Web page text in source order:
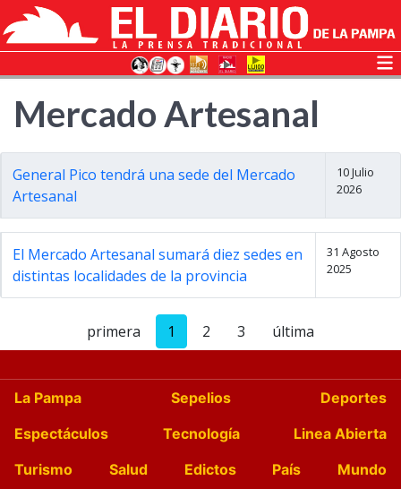
Mercado Artesanal
General Pico tendrá una sede del Mercado
Artesanal
10 Julio
2026
El Mercado Artesanal sumará diez sedes en
distintas localidades de la provincia
31 Agosto
2025
primera 1 2 3 última
La Pampa Sepelios
Deportes
Espectáculos
Tecnología
Linea Abierta
Turismo
Salud Edictos País
Mundo